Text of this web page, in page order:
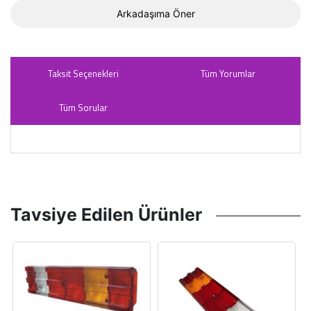
Arkadaşıma Öner
Taksit Seçenekleri Tüm Yorumlar
Tüm Sorular
Tavsiye Edilen Ürünler